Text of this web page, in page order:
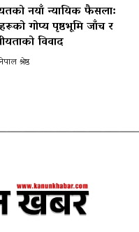
नयाँ न्यायिक फैसला:
गोप्य पृष्ठभूमि जाँच र
विवाद
श्रेष्ठ